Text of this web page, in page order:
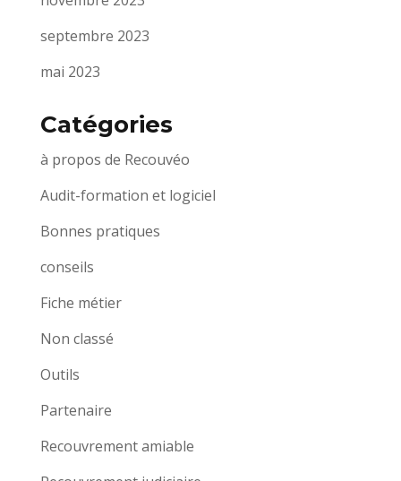
septembre 2023
mai 2023
Catégories
à propos de Recouvéo
Audit-formation et logiciel
Bonnes pratiques
conseils
Fiche métier
Non classé
Outils
Partenaire
Recouvrement amiable